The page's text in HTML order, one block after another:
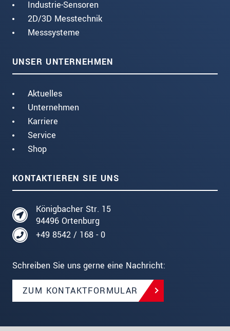
Industrie-Sensoren
2D/3D Messtechnik
Messsysteme
UNSER UNTERNEHMEN
Aktuelles
Unternehmen
Karriere
Service
Shop
KONTAKTIEREN SIE UNS
Königbacher Str. 15
94496 Ortenburg
+49 8542 / 168 - 0
Schreiben Sie uns gerne eine Nachricht:
ZUM KONTAKTFORMULAR